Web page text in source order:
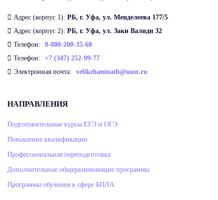
Адрес (корпус 1): РБ, г. Уфа, ул. Менделеева 177/5
Адрес (корпус 2): РБ, г. Уфа, ул. Заки Валиди 32
Телефон:
8-800-200-35-68
Телефон:
+7 (347) 252-99-77
Электронная почта:
velikzhaninatb@uust.ru
НАПРАВЛЕНИЯ
Подготовительные курсы ЕГЭ и ОГЭ
Повышение квалификации
Профессиональная переподготовка
Дополнительные общеразвивающие программы
Программы обучения в сфере БПЛА